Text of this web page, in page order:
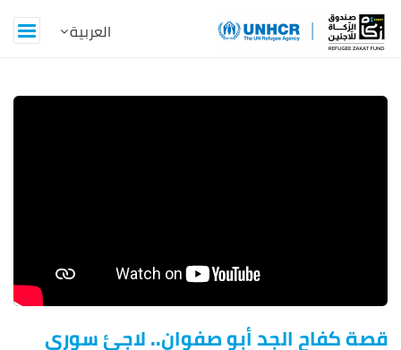
Z
a
l
قصة كفاح الجد أبو صفوان.. لاجئ سوري